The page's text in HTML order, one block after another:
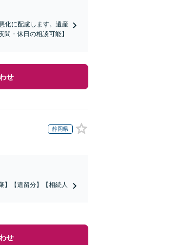
化に配慮します。遺産
・休日の相談可能】
せ
静岡県
】【遺留分】【相続人
せ